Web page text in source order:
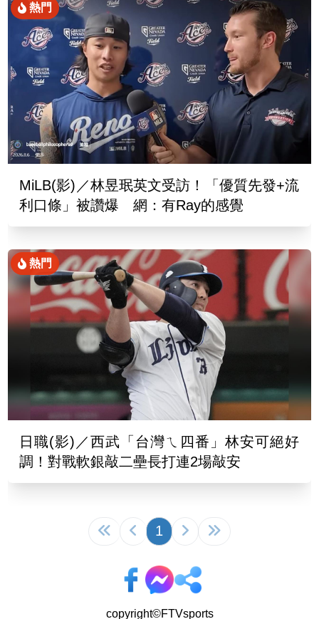
熱門
MiLB(影)／林昱珉英文受訪！「優質先發+流
利口條」被讚爆 網：有Ray的感覺
熱門
日職(影)／西武「台灣ㄟ四番」林安可絕好
調！對戰軟銀敲二壘長打連2場敲安
1
copyright©FTVsports